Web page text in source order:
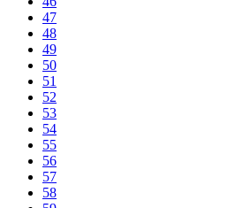
47
48
49
50
51
52
53
54
55
56
57
58